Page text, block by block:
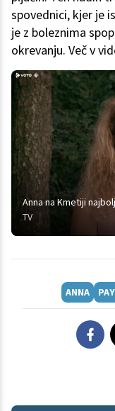
spovednici, kjer je
je z boleznima
okrevanju. Več v
Anna na Kmetiji
TV
ANNA